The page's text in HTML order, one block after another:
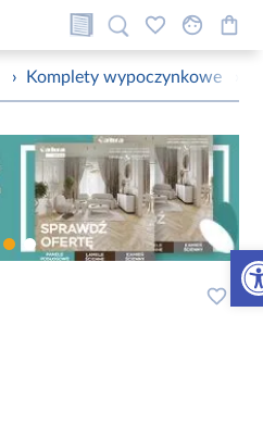
› Komplety wypoczynkowe